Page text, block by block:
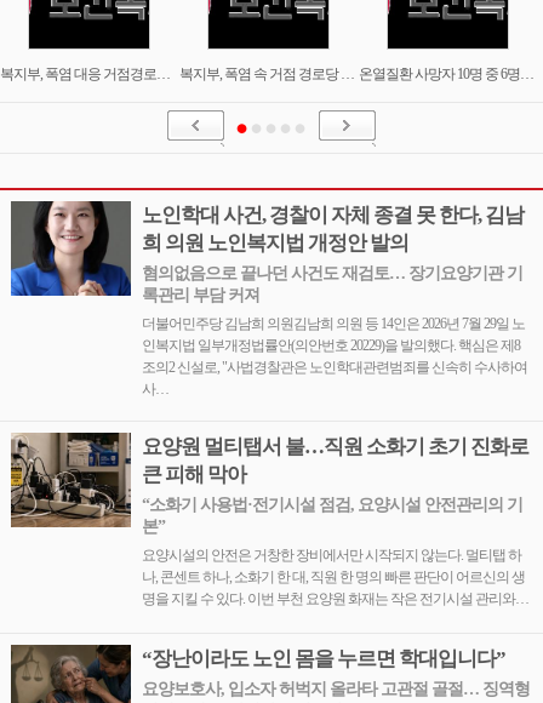
복지부, 폭염 대응 거점경로당 6363개소 지정…밤 9시까지 연장 운영 복지부, 폭염 속 거점 경로당 현장 점검…"어르신 안전한 여름 나시길" 온열질환 사망자 10명 중 6명이 80세 이상…정부, 초고령층 보호 강화
노인학대 사건, 경찰이 자체 종결 못 한다, 김남
희 의원 노인복지법 개정안 발의
혐의없음으로 끝나던 사건도 재검토… 장기요양기관 기
록관리 부담 커져
더불어민주당 김남희 의원김남희 의원 등 14인은 2026년 7월 29일 노
인복지법 일부개정법률안(의안번호 20229)을 발의했다. 핵심은 제8
조의2 신설로, "사법경찰관은 노인학대관련범죄를 신속히 수사하여
사…
요양원 멀티탭서 불…직원 소화기 초기 진화로
큰 피해 막아
“소화기 사용법·전기시설 점검, 요양시설 안전관리의 기
본”
요양시설의 안전은 거창한 장비에서만 시작되지 않는다. 멀티탭 하
나, 콘센트 하나, 소화기 한 대, 직원 한 명의 빠른 판단이 어르신의 생
명을 지킬 수 있다. 이번 부천 요양원 화재는 작은 전기시설 관리와…
“장난이라도 노인 몸을 누르면 학대입니다”
요양보호사, 입소자 허벅지 올라타 고관절 골절… 징역형